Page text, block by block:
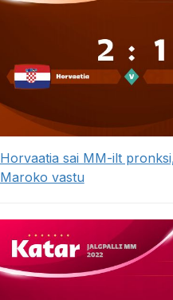
Horvaatia sai MM-ilt
Maroko vastu